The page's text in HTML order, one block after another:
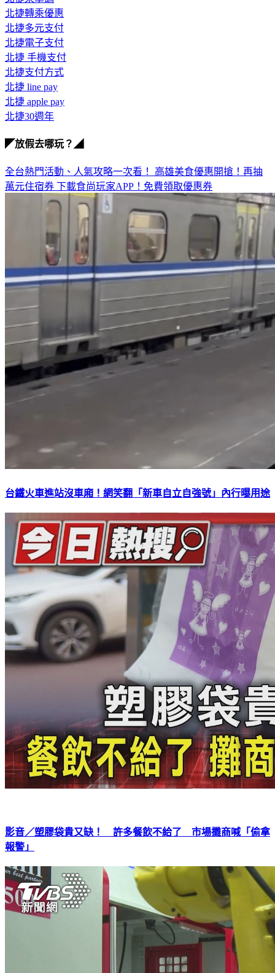
北捷轉乘優惠
北捷多元支付
北捷電子支付
北捷 手機支付
北捷支付方式
北捷 line pay
北捷 apple pay
北捷30週年
◤放假去哪玩？◢
全台熱門活動、人氣攻略一次看！ 高雄美食優惠開搶！再抽
萬元住宿券 下載食尚玩家APP！免費領取優惠券
台鐵火車進站沒車廂！網笑翻「新車自立自強號」內行曝用途
影音／塑膠袋貴又缺！ 許多餐飲不給了 市場攤商喊「偷拿
報警」